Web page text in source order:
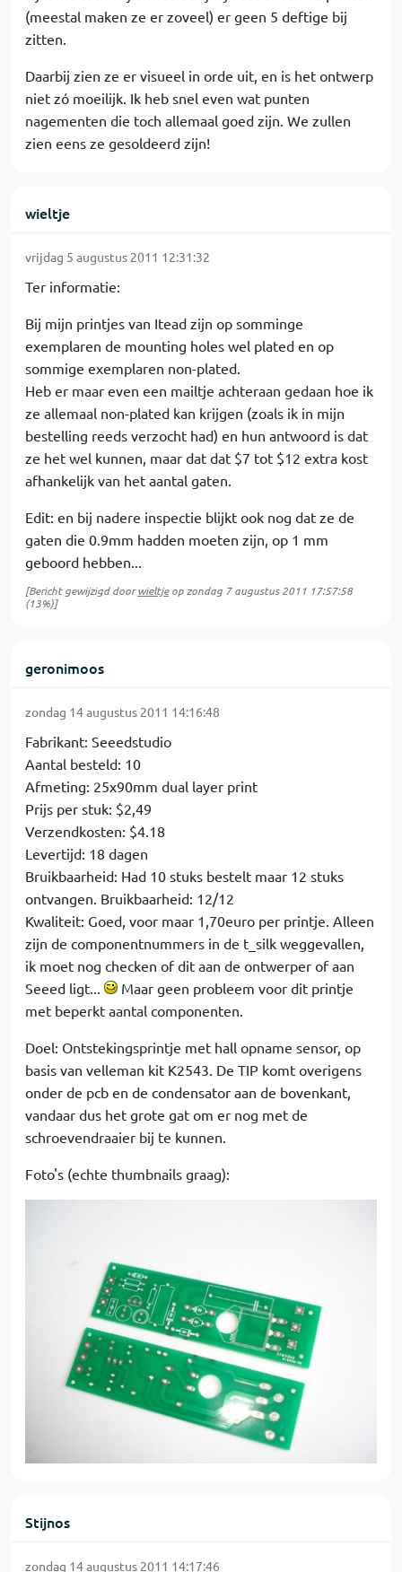
(meestal maken ze er zoveel) er geen 5 deftige bij
zitten.
Daarbij zien ze er visueel in orde uit, en is het ontwerp
niet zó moeilijk. Ik heb snel even wat punten
nagementen die toch allemaal goed zijn. We zullen
zien eens ze gesoldeerd zijn!
wieltje
vrijdag 5 augustus 2011 12:31:32
Ter informatie:
Bij mijn printjes van Itead zijn op somminge
exemplaren de mounting holes wel plated en op
sommige exemplaren non-plated.
Heb er maar even een mailtje achteraan gedaan hoe ik
ze allemaal non-plated kan krijgen (zoals ik in mijn
bestelling reeds verzocht had) en hun antwoord is dat
ze het wel kunnen, maar dat dat $7 tot $12 extra kost
afhankelijk van het aantal gaten.
Edit: en bij nadere inspectie blijkt ook nog dat ze de
gaten die 0.9mm hadden moeten zijn, op 1 mm
geboord hebben...
[Bericht gewijzigd doorwieltjeop zondag 7 augustus 2011 17:57:58
(13%)]
geronimoos
zondag 14 augustus 2011 14:16:48
Fabrikant: Seeedstudio
Aantal besteld: 10
Afmeting: 25x90mm dual layer print
Prijs per stuk: $2,49
Verzendkosten: $4.18
Levertijd: 18 dagen
Bruikbaarheid: Had 10 stuks bestelt maar 12 stuks
ontvangen. Bruikbaarheid: 12/12
Kwaliteit: Goed, voor maar 1,70euro per printje. Alleen
zijn de componentnummers in de t_silk weggevallen,
ik moet nog checken of dit aan de ontwerper of aan
Seeed ligt...
Maar geen probleem voor dit printje
met beperkt aantal componenten.
Doel: Ontstekingsprintje met hall opname sensor, op
basis van velleman kit K2543. De TIP komt overigens
onder de pcb en de condensator aan de bovenkant,
vandaar dus het grote gat om er nog met de
schroevendraaier bij te kunnen.
Foto's (echte thumbnails graag):
Stijnos
zondag 14 augustus 2011 14:17:46